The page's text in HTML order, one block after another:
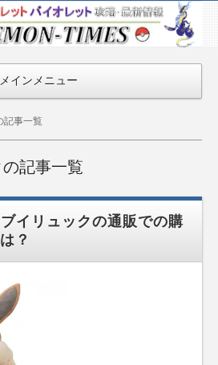
メインメニュー
記事一覧
記事一覧
イリュックの通販での購
？